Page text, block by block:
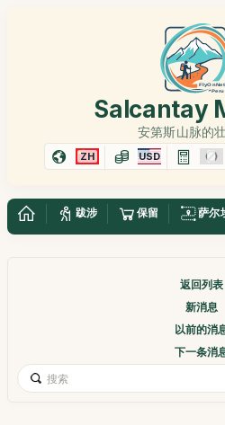
Salcantay
安第斯山脉的
ZH USD
跋涉 保留 萨尔
返回列表
新消息
以前的消
下一条消